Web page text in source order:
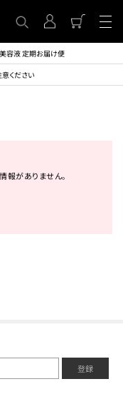
美容液 定期お届け便
ください
報がありません。
登録